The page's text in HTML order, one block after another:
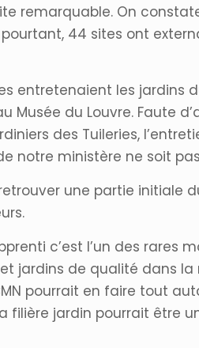
remarquable. On
44 sites ont
entretenaient les jardins
du Louvre. Faute
des Tuileries,
notre ministère ne soit
une partie initiale
c’est l’un des rares
jardins de qualité dans
pourrait en faire tout
filière jardin pourrait être